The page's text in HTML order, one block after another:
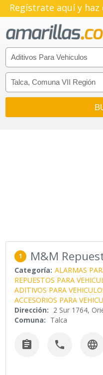
Regístrate aquí y
1 M&M
Categoría: ALARMAS
REPUESTOS PARA
ADITIVOS PARA
ACCESORIOS PARA
Dirección: 2 Sur 1764,
Comuna: Talca
  